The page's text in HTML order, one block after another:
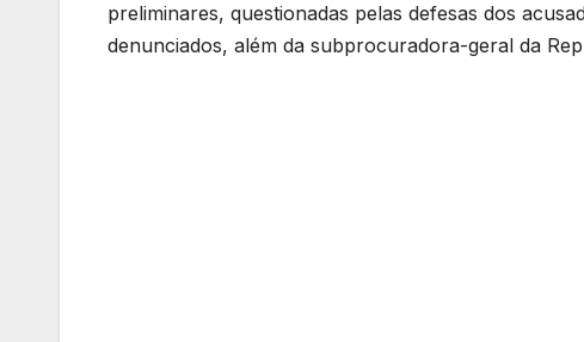
preliminares, questionadas pelas defesas dos
denunciados, além da subprocuradora-geral da